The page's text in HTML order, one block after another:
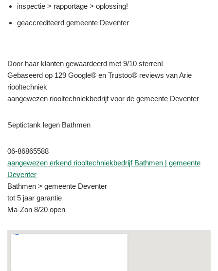
inspectie > rapportage > oplossing!
geaccrediteerd gemeente Deventer
Door haar klanten gewaardeerd met 9/10 sterren! –
Gebaseerd op 129 Google® en Trustoo® reviews van Arie
riooltechniek
aangewezen riooltechniekbedrijf voor de gemeente Deventer
Septictank legen Bathmen
06-86865588
aangewezen erkend riooltechniekbedrijf Bathmen | gemeente
Deventer
Bathmen > gemeente Deventer
tot 5 jaar garantie
Ma-Zon 8/20 open